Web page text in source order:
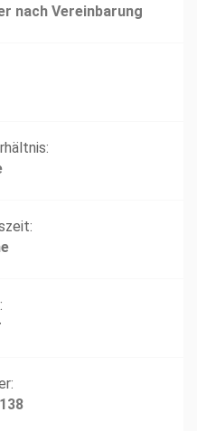
nach Vereinbarung